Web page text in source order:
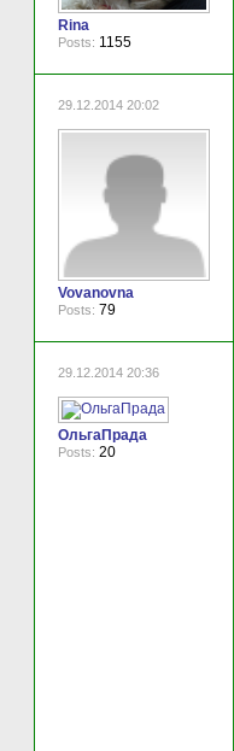
Rina
Posts: 1155
29.12.2014 20:02
Vovanovna
Posts: 79
29.12.2014 20:36
ОльгаПрада
Posts: 20